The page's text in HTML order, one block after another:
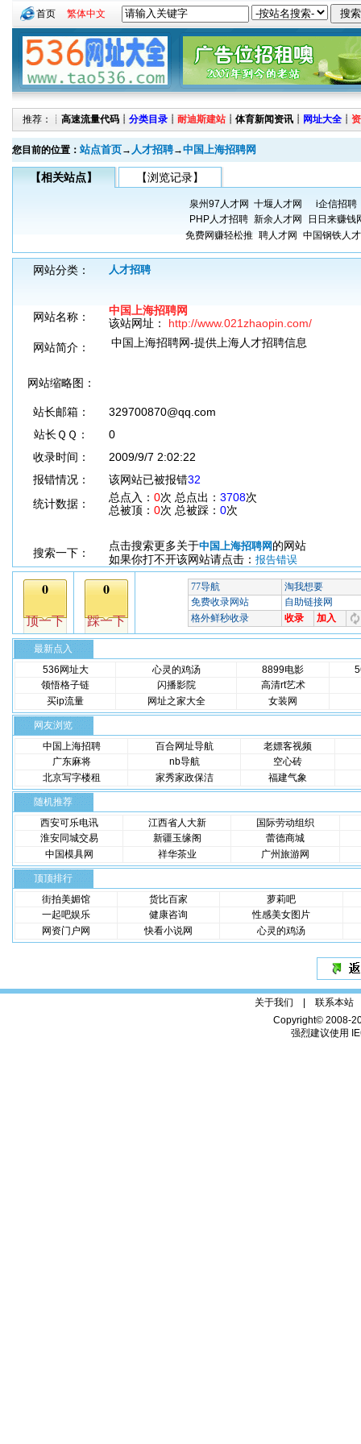
首页 繁体中文
推荐：┊ 高速流量代码 ┊ 分类目录 ┊ 耐迪斯建站 ┊ 体育新闻资讯 ┊ 网址大全 ┊
您目前的位置： 站点首页→ 人才招聘→中国上海招聘网
【相关站点】 【浏览记录】
泉州97人才网 十堰人才网
i企信招聘
PHP人才招聘 新余人才网
日日来赚钱
免费网赚轻松推 聘人才网 中国钢铁人
网站分类： 人才招聘
网站名称：
中国上海招聘网
该站网址： http://www.021zhaopin.com/
网站简介：
中国上海招聘网-提供上海人才招聘信息
网站缩略图：
站长邮箱：
329700870@qq.com
站长ＱＱ：
0
收录时间：
2009/9/7 2:02:22
报错情况：
该网站已被报错32
统计数据：
总点入： 0次 总点出： 3708次
总被顶： 0次 总被踩： 0次
搜索一下：
点击搜索更多关于中国上海招聘网 的网站
如果你打不开该网站请点击： 报告错误
最新点入
536网址大
心灵的鸡汤 8899电影
领悟格子链
闪播影院
高清rt艺术
买ip流量
网址之家大全 女装网
网友浏览
中国上海招聘
百合网址导航
老嫖客视频
广东麻将
nb导航
空心砖
北京写字楼租
家秀家政保洁 福建气象
随机推荐
西安可乐电讯
江西省人大新
国际劳动组织
淮安同城交易
新疆玉缘阁
蕾德商城
中国模具网
祥华茶业 广州旅游网
顶顶排行
街拍美媚馆
货比百家
萝莉吧
一起吧娱乐
健康咨询
性感美女图片
网资门户网
快看小说网 心灵的鸡汤
关于我们 | 联系本站
Copyright© 2008-
强烈建议使用